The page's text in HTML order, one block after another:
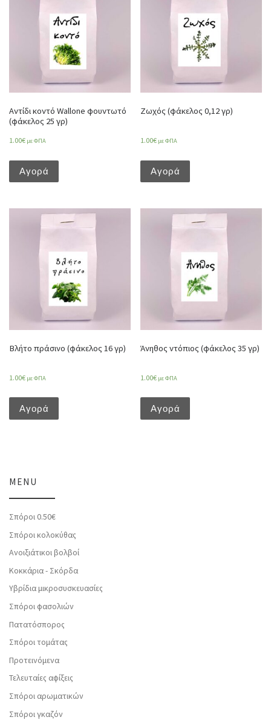
Αντίδι κοντό Wallone φουντωτό
(φάκελος 25 γρ)
1.00€ με ΦΠΑ
Αγορά
Ζωχός (φάκελος 0,12 γρ)
1.00€ με ΦΠΑ
Αγορά
Βλήτο πράσινο (φάκελος 16 γρ)
1.00€ με ΦΠΑ
Αγορά
Άνηθος ντόπιος (φάκελος 35 γρ)
1.00€ με ΦΠΑ
Αγορά
MENU
Σπόροι 0.50€
Σπόροι κολοκύθας
Ανοιξιάτικοι βολβοί
Κοκκάρια - Σκόρδα
Υβρίδια μικροσυσκευασίες
Σπόροι φασολιών
Πατατόσπορος
Σπόροι τομάτας
Προτεινόμενα
Τελευταίες αφίξεις
Σπόροι αρωματικών
Σπόροι γκαζόν